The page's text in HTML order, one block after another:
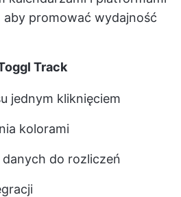
aby promować wydajność
Track
jednym kliknięciem
kolorami
do rozliczeń